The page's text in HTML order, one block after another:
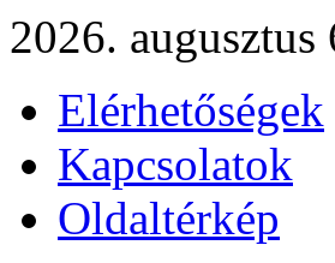
2026.
Elérhetőségek
Kapcsolatok
Oldaltérkép